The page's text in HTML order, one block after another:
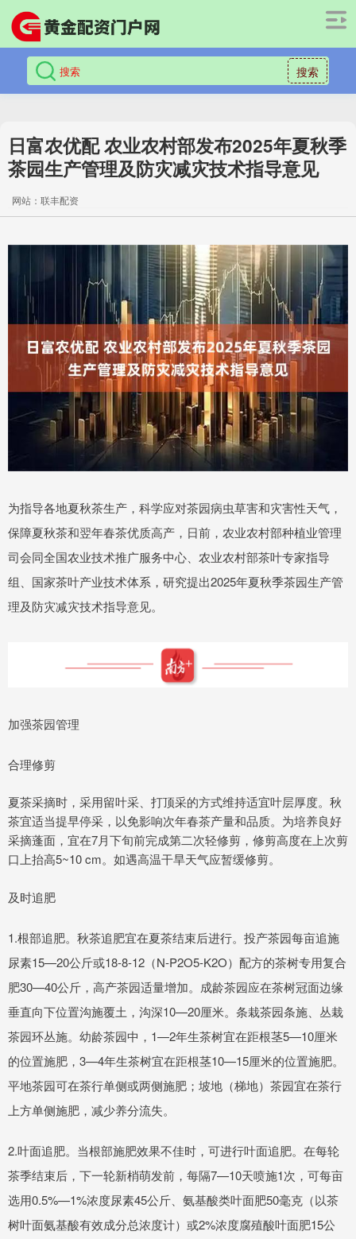
搜索
日富农优配 农业农村部发布2025年夏秋季
茶园生产管理及防灾减灾技术指导意见
网站：联丰配资
为指导各地夏秋茶生产，科学应对茶园病虫草害和灾害性天气，
保障夏秋茶和翌年春茶优质高产，日前，农业农村部种植业管理
司会同全国农业技术推广服务中心、农业农村部茶叶专家指导
组、国家茶叶产业技术体系，研究提出2025年夏秋季茶园生产管
理及防灾减灾技术指导意见。
加强茶园管理
合理修剪
夏茶采摘时，采用留叶采、打顶采的方式维持适宜叶层厚度。秋
茶宜适当提早停采，以免影响次年春茶产量和品质。为培养良好
采摘蓬面，宜在7月下旬前完成第二次轻修剪，修剪高度在上次剪
口上抬高5~10 cm。如遇高温干旱天气应暂缓修剪。
及时追肥
1.根部追肥。秋茶追肥宜在夏茶结束后进行。投产茶园每亩追施
尿素15—20公斤或18-8-12（N-P2O5-K2O）配方的茶树专用复合
肥30—40公斤，高产茶园适量增加。成龄茶园应在茶树冠面边缘
垂直向下位置沟施覆土，沟深10—20厘米。条栽茶园条施、丛栽
茶园环丛施。幼龄茶园中，1—2年生茶树宜在距根茎5—10厘米
的位置施肥，3—4年生茶树宜在距根茎10—15厘米的位置施肥。
平地茶园可在茶行单侧或两侧施肥；坡地（梯地）茶园宜在茶行
上方单侧施肥，减少养分流失。
2.叶面追肥。当根部施肥效果不佳时，可进行叶面追肥。在每轮
茶季结束后，下一轮新梢萌发前，每隔7—10天喷施1次，可每亩
选用0.5%—1%浓度尿素45公斤、氨基酸类叶面肥50毫克（以茶
树叶面氨基酸有效成分总浓度计）或2%浓度腐殖酸叶面肥15公